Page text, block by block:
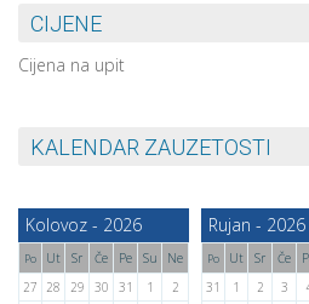
CIJENE
Cijena na upit
KALENDAR ZAUZETOSTI
Kolovoz - 2026
Po Ut Sr Če Pe Su
Ne
27
28 29 30 31 1
2
Rujan - 2026
Po Ut Sr Če
31
1 2 3